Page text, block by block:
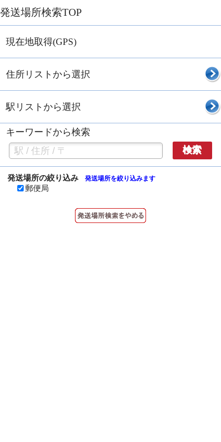
発送場所検索TOP
現在地取得(GPS)
住所リストから選択
駅リストから選択
キーワードから検索
検索
発送場所の絞り込み 発送場所を絞り込みます
郵便局